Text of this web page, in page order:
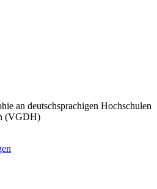
an deutschsprachigen Hochschulen
(VGDH)